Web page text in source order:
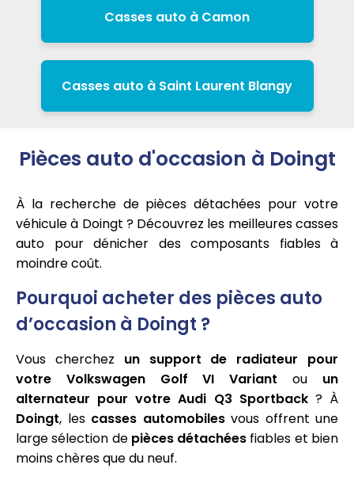
Casses auto à Camon
Casses auto à Saint Laurent Blangy
Pièces auto d'occasion à Doingt
À la recherche de pièces détachées pour votre
véhicule à Doingt ? Découvrez les meilleures casses
auto pour dénicher des composants fiables à
moindre coût.
Pourquoi acheter des pièces auto
d’occasion à Doingt ?
Vous cherchez un support de radiateur pour
votre Volkswagen Golf VI Variant ou un
alternateur pour votre Audi Q3 Sportback? À
Doingt, les casses automobilesvous offrent une
large sélection de pièces détachées fiables et bien
moins chères que du neuf.